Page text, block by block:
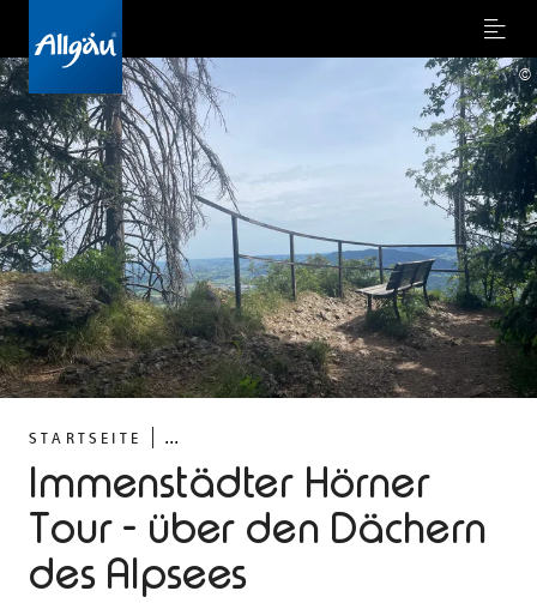
Menu
STARTSEITE ...
Immenstädter Hörner
Tour - über den Dächern
des Alpsees
©